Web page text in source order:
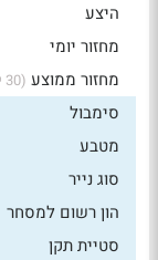
היצע
מחזור יומי
מחזור ממוצע (30 יום)
סימבול
מטבע
סוג נייר
הון רשום למסחר
סטיית תקן